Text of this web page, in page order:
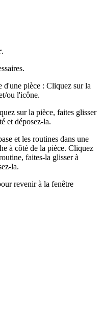
.
pièce : Cliquez sur la
ou l'icône.
sur la pièce, faites glisser
et déposez-la.
et les routines dans une
à côté de la pièce. Cliquez
faites-la glisser à
la.
revenir à la fenêtre